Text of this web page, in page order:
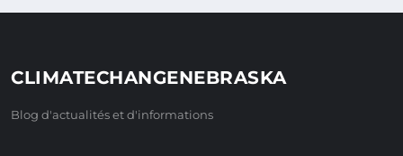
CLIMATECHANGENEBRASKA
Blog d'actualités et d'informations